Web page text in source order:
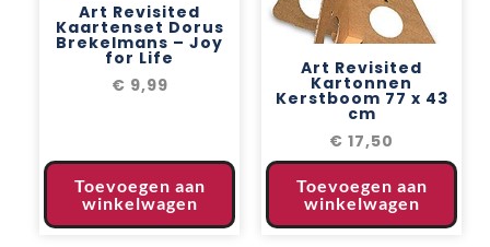
Art Revisited
Kaartenset Dorus
Brekelmans – Joy
for Life
€ 9,99
Toevoegen aan
winkelwagen
Art Revisited
Kartonnen
Kerstboom 77 x 43
cm
€ 17,50
Toevoegen aan
winkelwagen